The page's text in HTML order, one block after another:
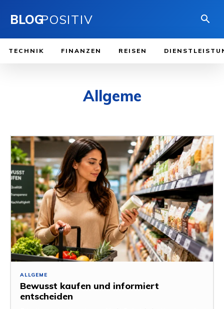
BLOGPOSITIV
TECHNIK FINANZEN REISEN
Allgeme
ALLGEME
Bewusst kaufen und informiert
entscheiden